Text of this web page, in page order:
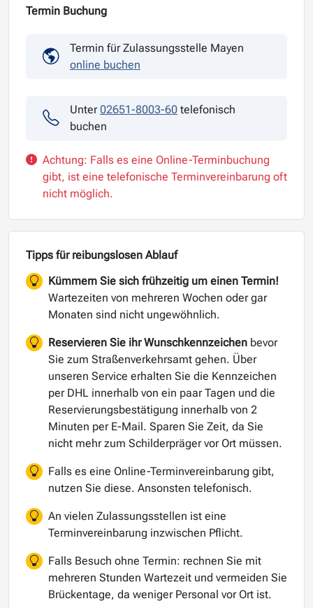
Termin Buchung
Termin für Zulassungsstelle Mayen
online buchen
Unter02651-8003-60 telefonisch
buchen
Achtung: Falls es eine Online-Terminbuchung
gibt, ist eine telefonische Terminvereinbarung oft
nicht möglich.
Tipps für reibungslosen Ablauf
Kümmern Sie sich frühzeitig um einen Termin!
Wartezeiten von mehreren Wochen oder gar
Monaten sind nicht ungewöhnlich.
Reservieren Sie ihr Wunschkennzeichen bevor
Sie zum Straßenverkehrsamt gehen. Über
unseren Service erhalten Sie die Kennzeichen
per DHL innerhalb von ein paar Tagen und die
Reservierungsbestätigung innerhalb von 2
Minuten per E-Mail. Sparen Sie Zeit, da Sie
nicht mehr zum Schilderpräger vor Ort müssen.
Falls es eine Online-Terminvereinbarung gibt,
nutzen Sie diese. Ansonsten telefonisch.
An vielen Zulassungsstellen ist eine
Terminvereinbarung inzwischen Pflicht.
Falls Besuch ohne Termin: rechnen Sie mit
mehreren Stunden Wartezeit und vermeiden Sie
Brückentage, da weniger Personal vor Ort ist.